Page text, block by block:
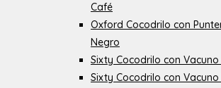
Café
Oxford Cocodrilo con
Negro
Sixty Cocodrilo con
Sixty Cocodrilo con